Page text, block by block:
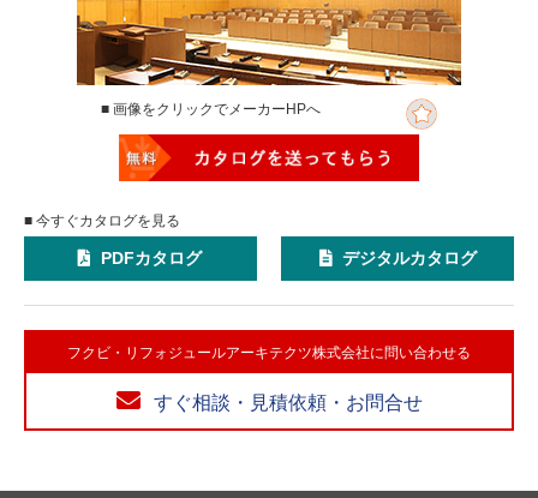
■ 画像をクリックでメーカーHPへ
■ 今すぐカタログを見る
PDFカタログ デジタルカタログ
フクビ・リフォジュールアーキテクツ株式会社に問い合わせる
すぐ相談・見積依頼・お問合せ